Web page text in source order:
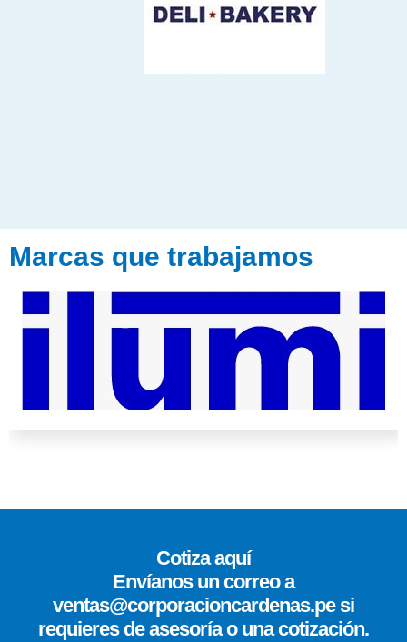
Marcas que trabajamos
Cotiza aquí
Envíanos un correo a
ventas@corporacioncardenas.pe si
requieres de asesoría o una cotización.